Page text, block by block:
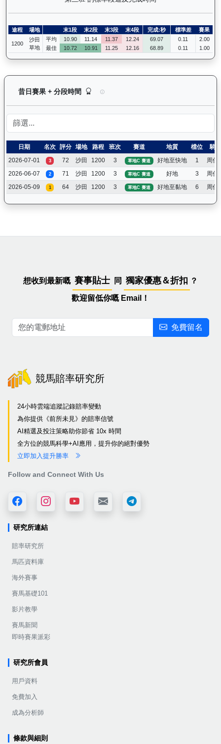
途程 場地 末1段 末2段 末3段 末4段 完成:秒 標準差 賽果
1200
沙田
草地
平均 10.90 11.14 11.37 12.24 69.07 0.11
2.00
最佳
10.72 10.91 11.25 12.16 68.89 0.11 1.00
昔日賽果 + 分段時間 㩒住贏（L310）— 昔日賽果及分段
日期 名次 評分 場地 路程 班次 賽道 地質 檔位
騎師
2026-07-01
3 72 沙田 1200 3 草地C 賽道 好地至快地 1
周俊
2026-06-07
2 71 沙田 1200 3 草地C 賽道 好地 3
周俊
2026-05-09
1 64 沙田 1200 3 草地C 賽道 好地至黏地 6 周俊
想收到最新嘅 賽事貼士 同 獨家優惠＆折扣 ？
歡迎留低你嘅 Email！
免費留名
競馬賠率研究所
24小時雲端追蹤記錄賠率變動
為你提供《前所未見》的賠率信號
AI精選及投注策略助你節省 10x 時間
全方位的競馬科學+AI應用，提升你的絕對優勢
立即加入提升勝率
Follow and Connect With Us
研究所連結
賠率研究所
馬匹資料庫
海外賽事
賽馬基礎101
影片教學
賽馬新聞
即時賽果派彩
研究所會員
用戶資料
免費加入
成為分析師
條款與細則